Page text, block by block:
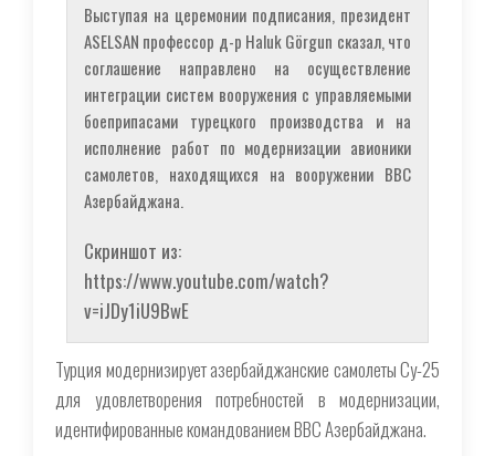
Выступая на церемонии подписания, президент
ASELSAN профессор д-р Haluk Görgun сказал, что
соглашение направлено на осуществление
интеграции систем вооружения с управляемыми
боеприпасами турецкого производства и на
исполнение работ по модернизации авионики
самолетов, находящихся на вооружении ВВС
Азербайджана.
Скриншот из:
https://www.youtube.com/watch?
v=iJDy1iU9BwE
Турция модернизирует азербайджанские самолеты Су-25
для удовлетворения потребностей в модернизации,
идентифированные командованием ВВС Азербайджана.